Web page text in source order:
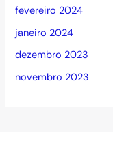
fevereiro 2024
janeiro 2024
dezembro 2023
novembro 2023